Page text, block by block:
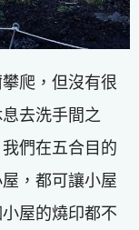
爬，但沒有很
去洗手間之
們在五合目的
，都可讓小屋
屋的燒印都不